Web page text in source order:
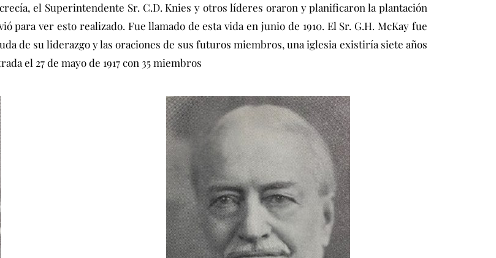
el Superintendente Sr. C.D. Knies y otros líderes oraron y planificaron la plantación
para ver esto realizado. Fue llamado de esta vida en junio de 1910. El Sr. G.H. McKay fue
de su liderazgo y las oraciones de sus futuros miembros, una iglesia existiría siete años
el 27 de mayo de 1917 con 35 miembros